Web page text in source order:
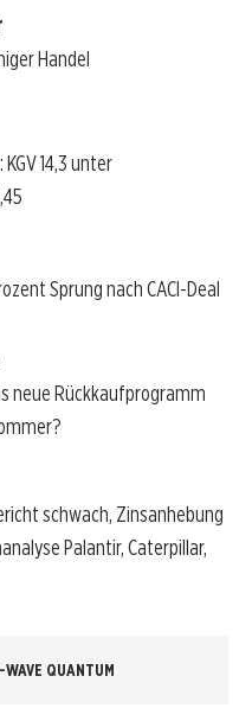
Handel
14,3 unter
Sprung nach CACI-Deal
neue Rückkaufprogramm
schwach, Zinsanhebung
Palantir, Caterpillar,
QUANTUM